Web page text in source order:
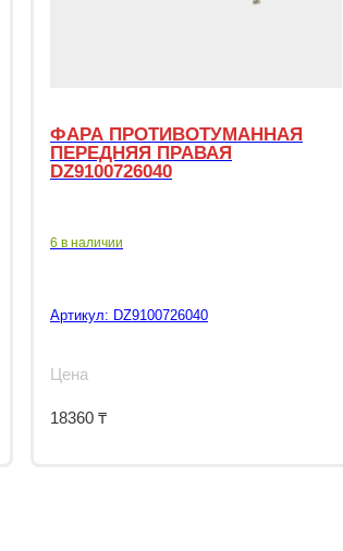
ФАРА ПРОТИВОТУМАННАЯ
ПЕРЕДНЯЯ ПРАВАЯ
DZ9100726040
6 в наличии
Артикул: DZ9100726040
Цена
18360 ₸